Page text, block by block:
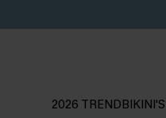
2026 TRENDBIKINI'S